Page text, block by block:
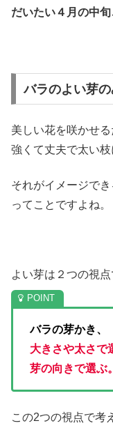
だいたい４月の中旬
バラのよい芽
美しい花を咲かせ
強くて丈夫で太い枝
それがイメージでき
ってことですよね。
よい芽は２つの視点
バラの芽かき、
大きさや太さで
芽の向きで選ぶ。
この2つの視点で考